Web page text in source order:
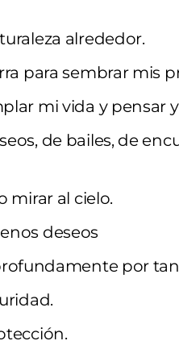
alrededor.
para sembrar mis
mi vida y pensar
de bailes, de
mirar al cielo.
deseos
por